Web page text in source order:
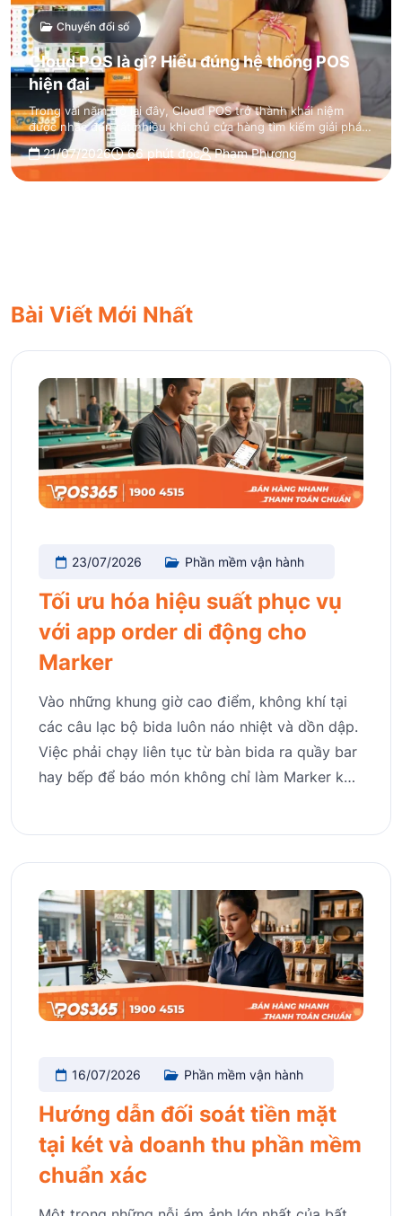
Chuyển đổi số
Cloud POS là gì? Hiểu đúng hệ thống POS
hiện đại
Trong vài năm trở lại đây, Cloud POS trở thành khái niệm
được nhắc đến rất nhiều khi chủ cửa hàng tìm kiếm giải pháp
quản lý bán hàng. Tuy n…
21/07/2026 66 phút đọc Phạm Phương
Bài Viết Mới Nhất
23/07/2026 Phần mềm vận hành
Tối ưu hóa hiệu suất phục vụ
với app order di động cho
Marker
Vào những khung giờ cao điểm, không khí tại
các câu lạc bộ bida luôn náo nhiệt và dồn dập.
Việc phải chạy liên tục từ bàn bida ra quầy bar
hay bếp để báo món không chỉ làm Marker k…
16/07/2026 Phần mềm vận hành
Hướng dẫn đối soát tiền mặt
tại két và doanh thu phần mềm
chuẩn xác